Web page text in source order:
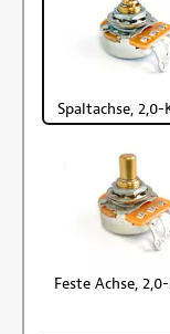
Spaltachse, 2,0-
Feste Achse,